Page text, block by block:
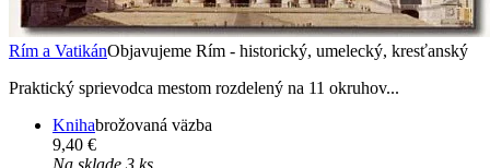
Rím a VatikánObjavujeme Rím - historický, umelecký, kresťanský
Praktický sprievodca mestom rozdelený na 11 okruhov...
Knihabrožovaná väzba
9,40 €